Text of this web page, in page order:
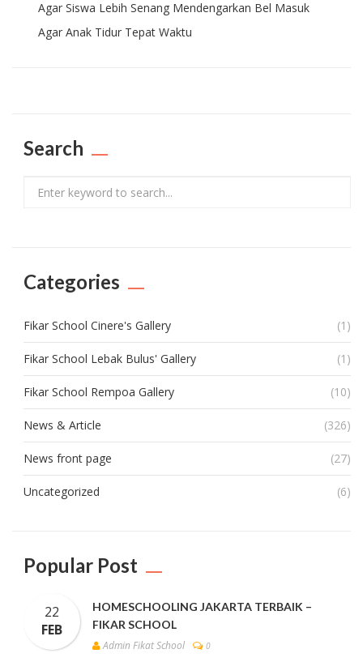
Agar Siswa Lebih Senang Mendengarkan Bel Masuk
Agar Anak Tidur Tepat Waktu
Search
Categories
Fikar School Cinere's Gallery (1)
Fikar School Lebak Bulus' Gallery (1)
Fikar School Rempoa Gallery (10)
News & Article (326)
News front page (27)
Uncategorized (6)
Popular Post
22
FEB
HOMESCHOOLING JAKARTA TERBAIK –
FIKAR SCHOOL
Admin Fikat School
0